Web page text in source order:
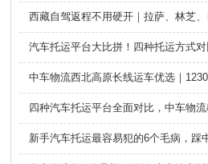
汽车托运平台大比拼！四种托运方式
中车物流西北高原长线运车优选｜
四种汽车托运平台全面对比，中车物
新手汽车托运最容易犯的6个毛病，踩